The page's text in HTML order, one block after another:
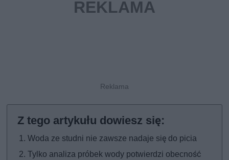
Woda ze studni nie zawsze nadaje się do picia
Tylko analiza próbek wody potwierdzi obecność